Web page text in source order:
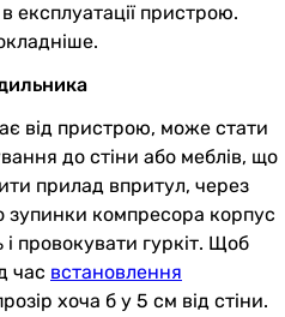
експлуатації пристрою.
від пристрою, може стати
до стіни або меблів, що
прилад впритул, через
зупинки компресора корпус
провокувати гуркіт. Щоб
час встановлення
хоча б у 5 см від стіни.